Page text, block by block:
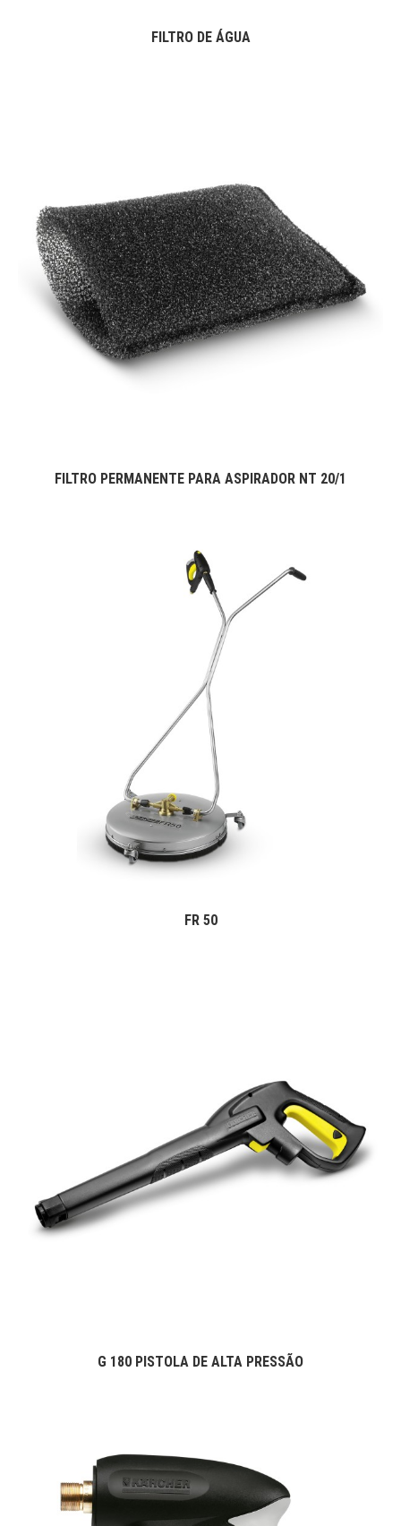
FILTRO DE ÁGUA
FILTRO PERMANENTE PARA ASPIRADOR NT 20/1
FR 50
G 180 PISTOLA DE ALTA PRESSÃO